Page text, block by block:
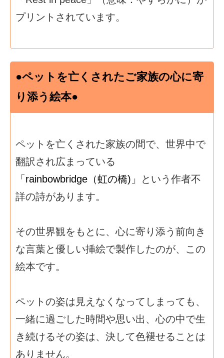
プリントされています。
●ペットを亡くされたご家族の心に寄
り添う絵本●
ペットを亡くされた家族の間で、世界中で
翻訳され広まっている
「rainbowbridge（虹の橋)」
という作者不
詳の詩があります。
その世界観をもとに、心に寄り添う前向き
な言葉と優しい挿絵で製作したのが、この
絵本です。
ペットの姿は見えなくなってしまっても、
一緒に過ごした時間や思い出、心の中で生
き続けるその姿は、決して色褪せることは
ありません。